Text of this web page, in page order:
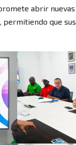
abrir
permitiendo que